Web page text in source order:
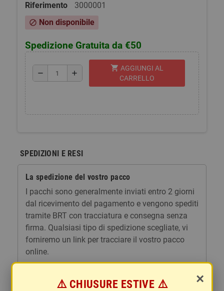
Riferimento
3000001
block Non disponibile
Spedizione Gratuita da €50
remove add
shopping_cart AGGIUNGI AL
CARRELLO
SPEDIZIONI E RESI
La spedizione del vostro pacco
I pacchi sono generalmente inviati entro 2 giorni
dal ricevimento del pagamento e vengono spediti
tramite BRT con tracciatura e consegna senza
firma. Qualsiasi tipo di spedizione scegliate, vi
forniremo un link per tracciare il vostro pacco
online.
gestione e imballaggio e le spese postali. I costi
×
⚠️ CHIUSURE ESTIVE ⚠️